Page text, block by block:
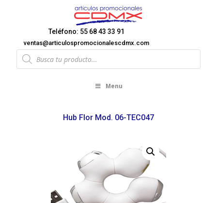
Teléfono: 55 68 43 33 91
ventas@articulospromocionalescdmx.com
Products
search
Menu
Hub Flor Mod. 06-TEC047